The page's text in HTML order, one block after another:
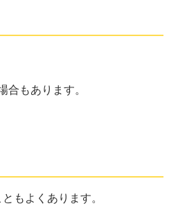
もあります。
もよくあります。